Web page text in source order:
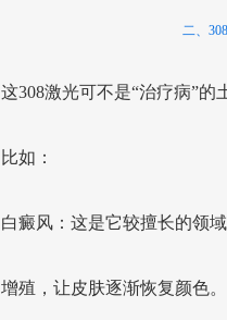
二、
这308激光可不是“治疗病”的
比如：
白癜风：这是它较擅长的领
增殖，让皮肤逐渐恢复颜色。